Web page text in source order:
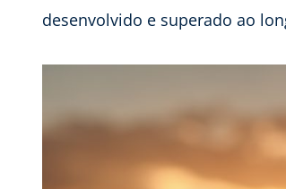
desenvolvido e superado ao